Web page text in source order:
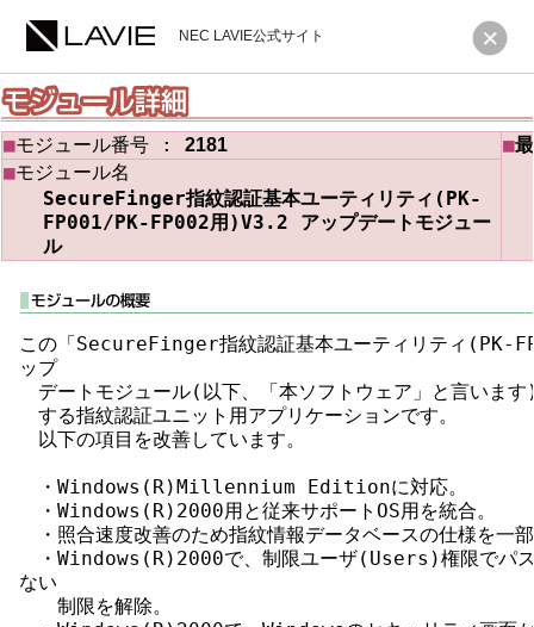
NEC LAVIE公式サイト